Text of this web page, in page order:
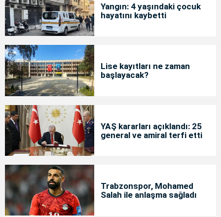
Yangın: 4 yaşındaki çocuk
hayatını kaybetti
Lise kayıtları ne zaman
başlayacak?
YAŞ kararları açıklandı: 25
general ve amiral terfi etti
Trabzonspor, Mohamed
Salah ile anlaşma sağladı